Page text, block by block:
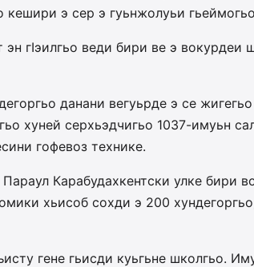
э сер э гуьнжолуьи
гIэилгьо веди бири ве э вокурдеи
данани вегуьрде э се
хуней серхьэдчигьо 1037-имуьн
гофевоз технике.
Карабудахкентски улке бири
хьисоб сохди э 200
гене гьисди куьгьне школгьо.